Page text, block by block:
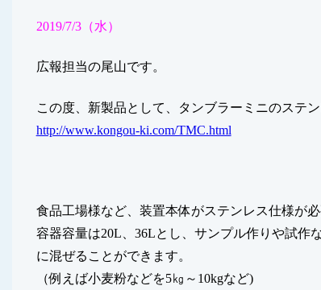
2019/7/3（水）
広報担当の尾山です。
この度、新製品として、タンブラーミニのステ
http://www.kongou-ki.com/TMC.html
食品工場様など、装置本体がステンレス仕様が必
容器容量は20L、36Lとし、サンプル作りや試作
に混ぜることができます。
（例えば小麦粉などを5㎏～10kgなど)